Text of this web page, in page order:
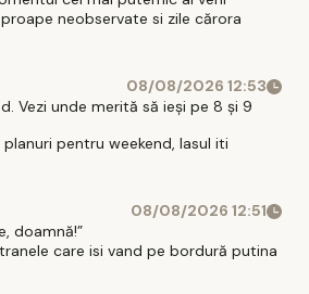
neobservate si zile cărora
08/08/2026 12:53
Vezi unde merită să ieși pe 8 și 9
pentru weekend, Iasul iti
08/08/2026 12:51
doamnă!”
care isi vand pe bordură putina